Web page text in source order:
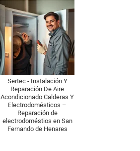
Sertec - Instalación Y
Reparación De Aire
Acondicionado Calderas Y
Electrodomésticos –
Reparación de
electrodoméstios en San
Fernando de Henares